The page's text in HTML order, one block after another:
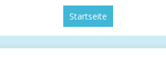
Startseite